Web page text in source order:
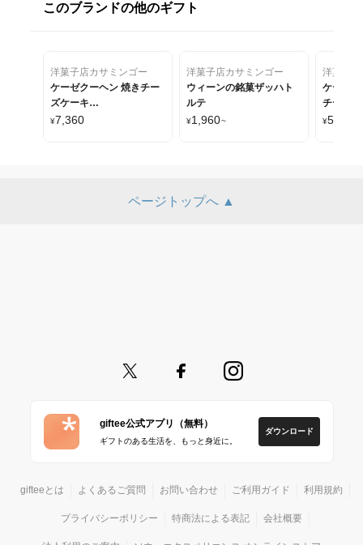
このブランドの他のギフト
洋菓子店カサミンゴー
ケーゼクーヘン 焼きチー
ズケーキ
17cm（HappyBirthdayプ
¥7,360
洋菓子店カサミンゴー
ウィーンの銘菓ザッハト
ルテ
¥1,960~
洋菓子
ケーゼ
チーズ
がほど
¥5,740
ページトップへ ▲
giftee公式アプリ（無料）
ギフトのある生活を、もっと身近に。
ダウンロード
gifteeとは よくあるご質問 お問い合わせ ご利用ガイド 利用規約
プライバシーポリシー 特商法による表記 会社概要